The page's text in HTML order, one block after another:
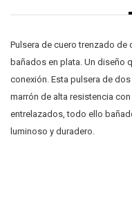
Pulsera de cuero trenzado
bañados en plata. Un diseño
conexión. Esta pulsera de
marrón de alta resistencia
entrelazados, todo ello
luminoso y duradero.